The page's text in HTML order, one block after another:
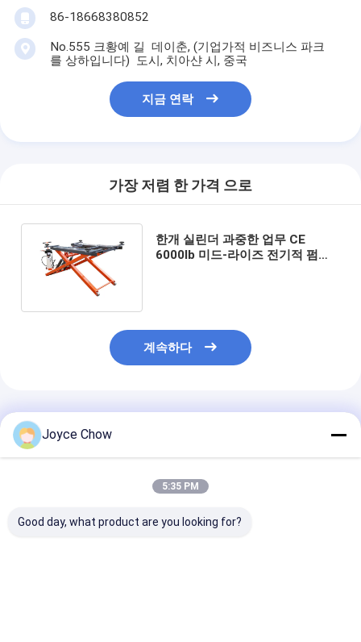
86-18668380852
No.555 크황예 길 데이춘, (기업가적 비즈니스 파크
를 상하입니다) 도시, 치아샨 시, 중국
지금 연락
가장 저렴 한 가격 으로
한개 실린더 과중한 업무 CE
6000lb 미드-라이즈 전기적 펌프
계속하다
추천된 제품
Joyce Chow
5:35 PM
Good day, what product are you looking for?